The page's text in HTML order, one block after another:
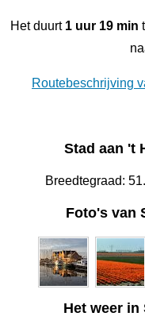
Het duurt 1 uur 19 min
Routebeschrijving
Stad aan 't
Breedtegraad:
Foto's van
Het weer in